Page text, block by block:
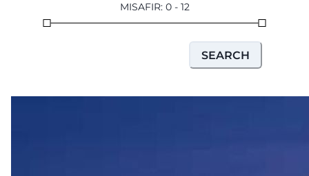
MISAFIR: 0- 12
SEARCH